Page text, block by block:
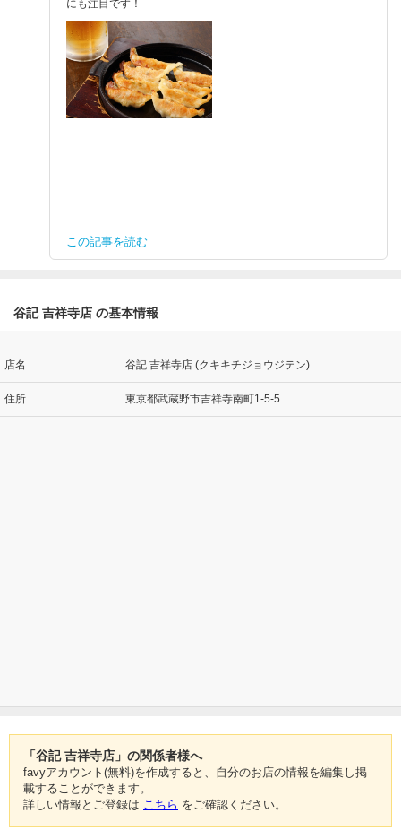
にも注目です！
この記事を読む
谷記 吉祥寺店 の基本情報
店名 谷記 吉祥寺店 (クキキチジョウジテン)
住所 東京都武蔵野市吉祥寺南町1-5-5
「谷記 吉祥寺店」の関係者様へ
favyアカウント(無料)を作成すると、自分のお店の情報を編集し掲
載することができます。
詳しい情報とご登録は こちら をご確認ください。